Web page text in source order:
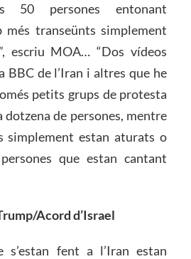
50 persones entonant
més transeünts simplement
escriu MOA… “Dos vídeos
BBC de l’Iran i altres que he
petits grups de protesta
dotzena de persones, mentre
simplement estan aturats o
que estan cantant
Acord d’Israel
s’estan fent a l’Iran estan